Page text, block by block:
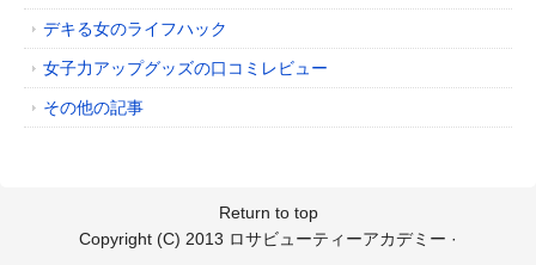
デキる女のライフハック
女子力アップグッズの口コミレビュー
その他の記事
Return to top
Copyright (C) 2013 ロサビューティーアカデミー ·